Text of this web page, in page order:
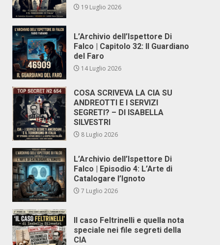
19 Luglio 2026
L’Archivio dell’Ispettore Di
Falco | Capitolo 32: Il Guardiano
del Faro
14 Luglio 2026
COSA SCRIVEVA LA CIA SU
ANDREOTTI E I SERVIZI
SEGRETI? – DI ISABELLA
SILVESTRI
8 Luglio 2026
L’Archivio dell’Ispettore Di
Falco | Episodio 4: L’Arte di
Catalogare l’Ignoto
7 Luglio 2026
Il caso Feltrinelli e quella nota
speciale nei file segreti della
CIA